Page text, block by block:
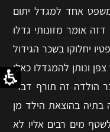
משפט אחד למגדל יתום
אומר מזונותי גדלו
יחלוקו בשכר הגידול
ונותן להמגדלו כאלו
הולדה זה תורף דברי
בתיה בהוצאת הילד מן
מים רבים אליו לא